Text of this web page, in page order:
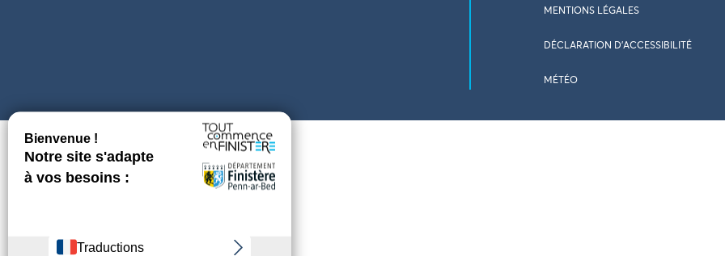
MENTIONS LÉGALES
DÉCLARATION D’ACCESSIBILITÉ
MÉTÉO